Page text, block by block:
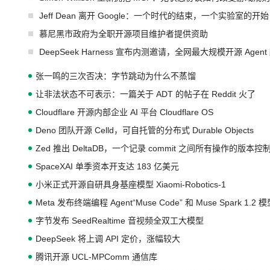
Jeff Dean 离开 Google：一个时代的结束，一个实验室的开始
慕尼黑市政府为全职开源项目维护者提供资助
DeepSeek Harness 宣布内测邀请，全网最大规模开源 Agent
张一鸣的三次否决：字节跳动为什么不蒸馏
让非法状态不可表示：一篇关于 ADT 的帖子在 Reddit 火了
Cloudflare 开源内部企业 AI 平台 Cloudflare OS
Deno 团队开源 Celld，可自托管的分布式 Durable Objects
Zed 推出 DeltaDB，一个记录 commit 之间所有操作的版本控
SpaceXAI 单季资本开支达 183 亿美元
小米正式开源自研具身基座模型 Xiaomi-Robotics-1
Meta 发布终端编程 Agent“Muse Code” 和 Muse Spark 1.2 模
字节发布 SeedRealtime 音视频全双工大模型
DeepSeek 将上调 API 定价，涨幅较大
腾讯开源 UCL-MPComm 通信库